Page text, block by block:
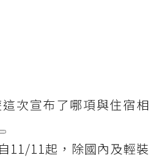
次宣布了哪項與住宿相
11/11起，除國內及輕裝